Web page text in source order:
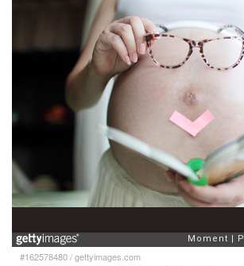
#162578480/gettyimages.com